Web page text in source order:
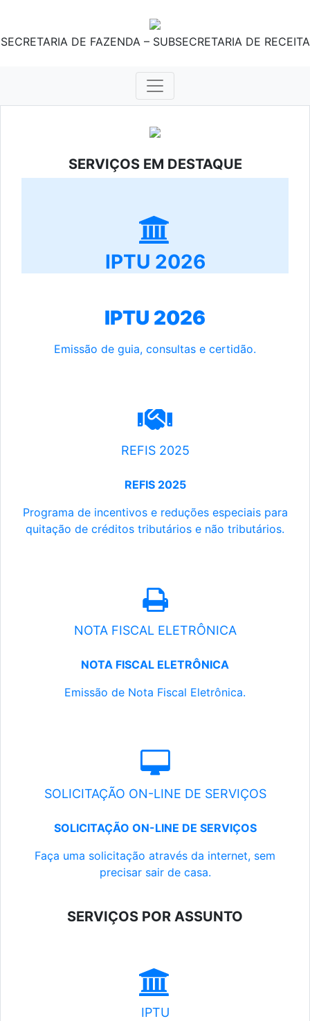
SECRETARIA DE FAZENDA – SUBSECRETARIA DE RECEITA
SERVIÇOS EM DESTAQUE
IPTU 2026
IPTU 2026
Emissão de guia, consultas e certidão.
REFIS 2025
REFIS 2025
Programa de incentivos e reduções especiais para
quitação de créditos tributários e não tributários.
NOTA FISCAL ELETRÔNICA
NOTA FISCAL ELETRÔNICA
Emissão de Nota Fiscal Eletrônica.
SOLICITAÇÃO ON-LINE DE SERVIÇOS
SOLICITAÇÃO ON-LINE DE SERVIÇOS
Faça uma solicitação através da internet, sem
precisar sair de casa.
SERVIÇOS POR ASSUNTO
IPTU